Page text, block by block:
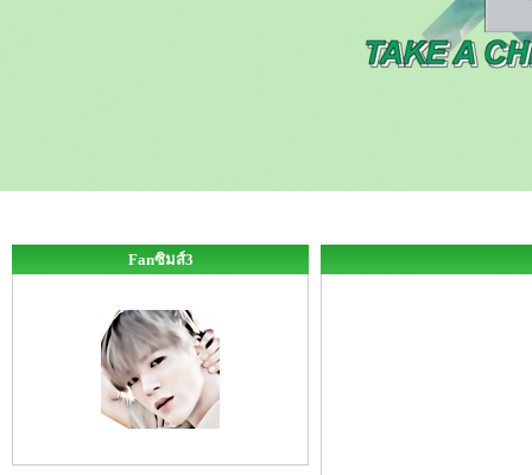
Fanซิมส์3